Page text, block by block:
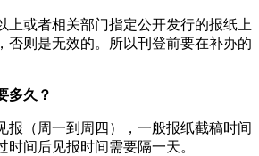
上或者相关部门指定公开发行的报纸上
否则是无效的。所以刊登前要在补办的
多久？
报（周一到周四），一般报纸截稿时间
时间后见报时间需要隔一天。